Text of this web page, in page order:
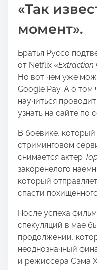
i
p
s
t
o
n
:
«Так
момент».
Братья Руссо
от Netflix «Extraction
Но вот чем уже
Google Pay. А о том
научиться
узнать на сайте по
В боевике,
стриминговом
снимается актер
закоренелого
который
спасти
После успеха
спекуляций в мае
продолжении,
неоднозначный
и режиссера Сэма